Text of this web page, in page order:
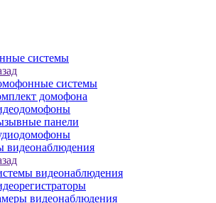
системы
системы
домофона
панели
видеонаблюдения
видеонаблюдения
видеонаблюдения